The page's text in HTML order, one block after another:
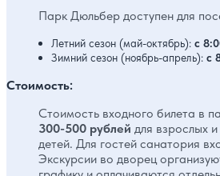
Парк Дюльбер доступен для
Летний сезон (май-октябрь): с
Зимний сезон (ноябрь-апрель): с
Стоимость:
Стоимость входного билета в
300-500 рублей для взрослых и
детей. Для гостей санатория
Экскурсии во дворец